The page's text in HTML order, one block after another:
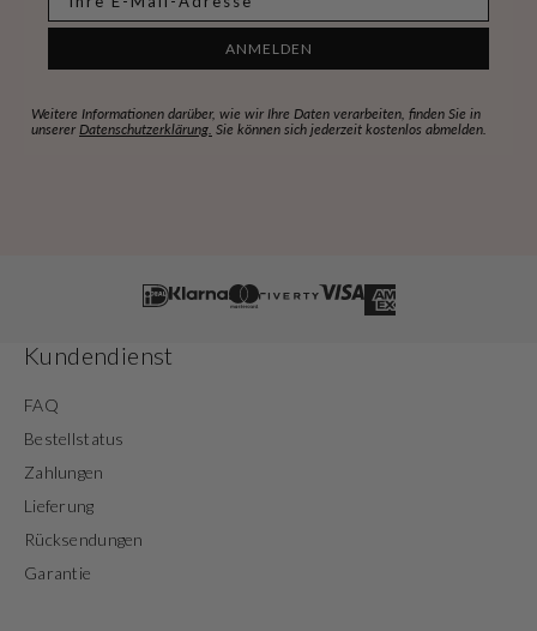
ANMELDEN
Weitere Informationen darüber, wie wir Ihre Daten verarbeiten, finden Sie in
unserer Datenschutzerklärung. Sie können sich jederzeit kostenlos abmelden.
Kundendienst
FAQ
Bestellstatus
Zahlungen
Lieferung
Rücksendungen
Garantie